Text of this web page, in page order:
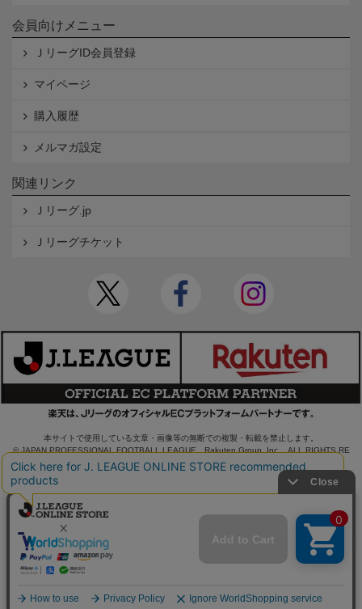
会員向けメニュー
ＪリーグID会員登録
マイページ
購入履歴
メルマガ設定
関連リンク
Ｊリーグ.jp
Ｊリーグチケット
本サイトで使用している文章・画像等の無断での複製・転載を禁止します。
© JAPAN PROFESSIONAL FOOTBALL LEAGUE Rakuten Group, Inc. ALL RIGHTS RE
SERVED.